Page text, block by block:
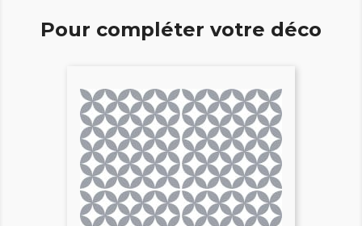
Pour compléter votre déco